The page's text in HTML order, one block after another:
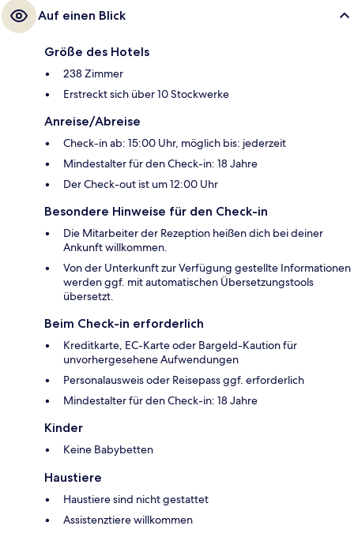
Auf einen Blick
Größe des Hotels
238 Zimmer
Erstreckt sich über 10 Stockwerke
Anreise/Abreise
Check-in ab: 15:00 Uhr, möglich bis: jederzeit
Mindestalter für den Check-in: 18 Jahre
Der Check-out ist um 12:00 Uhr
Besondere Hinweise für den Check-in
Die Mitarbeiter der Rezeption heißen dich bei deiner
Ankunft willkommen.
Von der Unterkunft zur Verfügung gestellte Informationen
werden ggf. mit automatischen Übersetzungstools
übersetzt.
Beim Check-in erforderlich
Kreditkarte, EC-Karte oder Bargeld-Kaution für
unvorhergesehene Aufwendungen
Personalausweis oder Reisepass ggf. erforderlich
Mindestalter für den Check-in: 18 Jahre
Kinder
Keine Babybetten
Haustiere
Haustiere sind nicht gestattet
Assistenztiere willkommen